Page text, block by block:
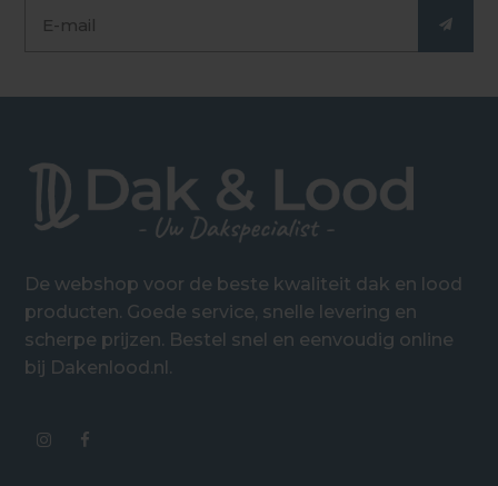
De webshop voor de beste kwaliteit dak en lood
producten. Goede service, snelle levering en
scherpe prijzen. Bestel snel en eenvoudig online
bij Dakenlood.nl.